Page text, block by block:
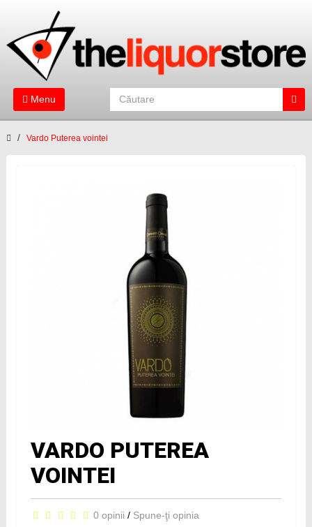
Menu
Vardo Puterea vointei
VARDO PUTEREA
VOINTEI
0 opinii / Spune-ţi opinia